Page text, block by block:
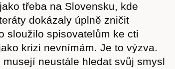
třeba na Slovensku, kde
dokázaly úplně zničit
sloužilo spisovatelům ke cti
krizi nevnímám. Je to výzva.
neustále hledat svůj smysl